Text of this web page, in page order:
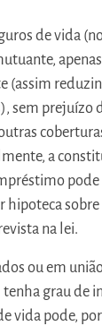
de vida
(assim
sem prejuízo
a
hipoteca
na lei.
ou em
grau de
vida pode,